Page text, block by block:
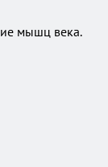
мышц века.